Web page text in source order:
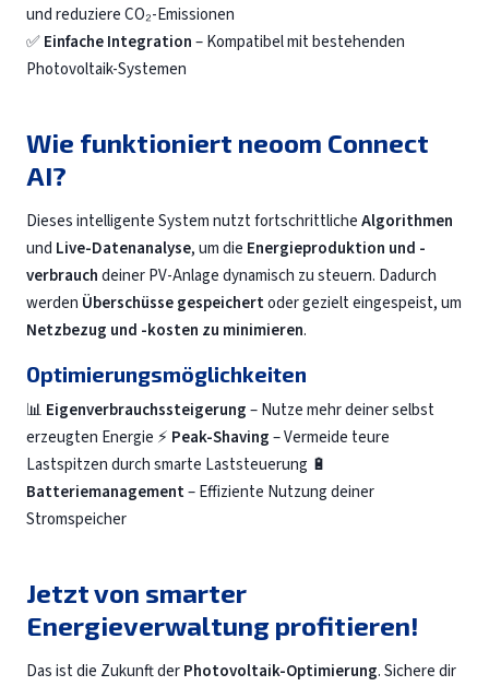
und reduziere CO₂-Emissionen
✅Einfache Integration– Kompatibel mit bestehenden
Photovoltaik-Systemen
Wie funktioniert neoom Connect
AI?
Dieses intelligente System nutzt fortschrittlicheAlgorithmen
und Live-Datenanalyse, um die Energieproduktion und -
verbrauchdeiner PV-Anlage dynamisch zu steuern. Dadurch
werden Überschüsse gespeichertoder gezielt eingespeist, um
Netzbezug und -kosten zu minimieren.
Optimierungsmöglichkeiten
📊 Eigenverbrauchssteigerung– Nutze mehr deiner selbst
erzeugten Energie ⚡ Peak-Shaving– Vermeide teure
Lastspitzen durch smarte Laststeuerung 🔋
Batteriemanagement– Effiziente Nutzung deiner
Stromspeicher
Jetzt von smarter
Energieverwaltung profitieren!
Das ist die Zukunft derPhotovoltaik-Optimierung. Sichere dir